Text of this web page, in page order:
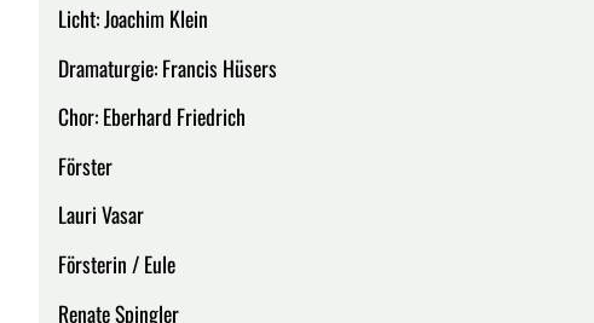
Licht: Joachim Klein
Dramaturgie: Francis Hüsers
Chor: Eberhard Friedrich
Förster
Lauri Vasar
Försterin / Eule
Renate Spingler